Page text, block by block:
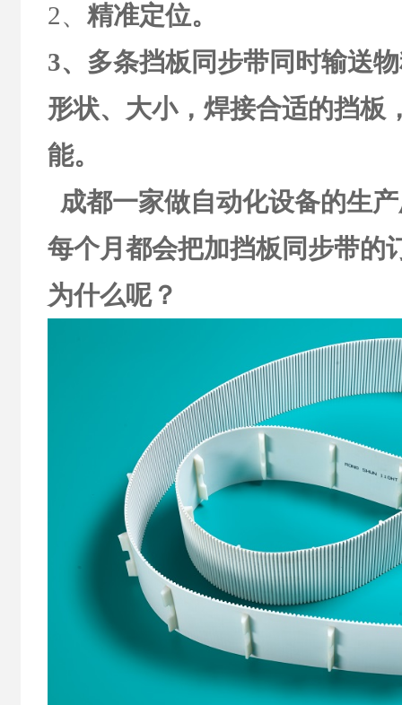
2、 精准定位。
3、多条挡板同步带同时输送
形状、大小，焊接合适的挡板
能。
成都一家做自动化设备的生
每个月都会把加挡板同步带的
为什么呢？